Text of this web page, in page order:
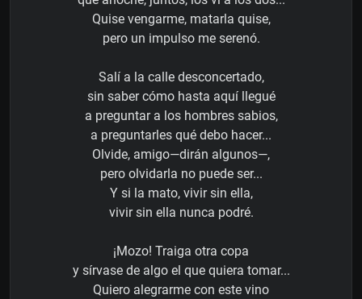
Quise vengarme, matarla quise,
pero un impulso me serenó.
Salí a la calle desconcertado,
sin saber cómo hasta aquí llegué
a preguntar a los hombres sabios,
a preguntarles qué debo hacer...
Olvide, amigo—dirán algunos—,
pero olvidarla no puede ser...
Y si la mato, vivir sin ella,
vivir sin ella nunca podré.
¡Mozo! Traiga otra copa
y sírvase de algo el que quiera tomar...
Quiero alegrarme con este vino